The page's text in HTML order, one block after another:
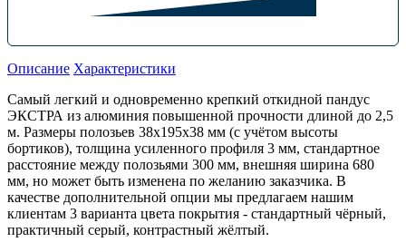
Описание Характеристики
Самый легкий и одновременно крепкий откидной пандус
ЭКСТРА из алюминия повышенной прочности длиной до 2,5
м. Размеры полозьев 38х195х38 мм (с учётом высоты
бортиков), толщина усиленного профиля 3 мм, стандартное
расстояние между полозьями 300 мм, внешняя ширина 680
мм, но может быть изменена по желанию заказчика. В
качестве дополнительной опции мы предлагаем нашим
клиентам 3 варианта цвета покрытия - стандартный чёрный,
практичный серый, контрастный жёлтый.